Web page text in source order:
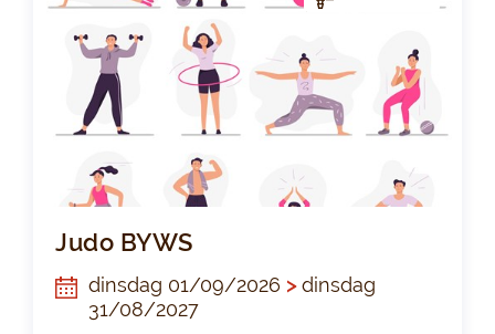
Judo BYWS
dinsdag 01/09/2026 >dinsdag
31/08/2027